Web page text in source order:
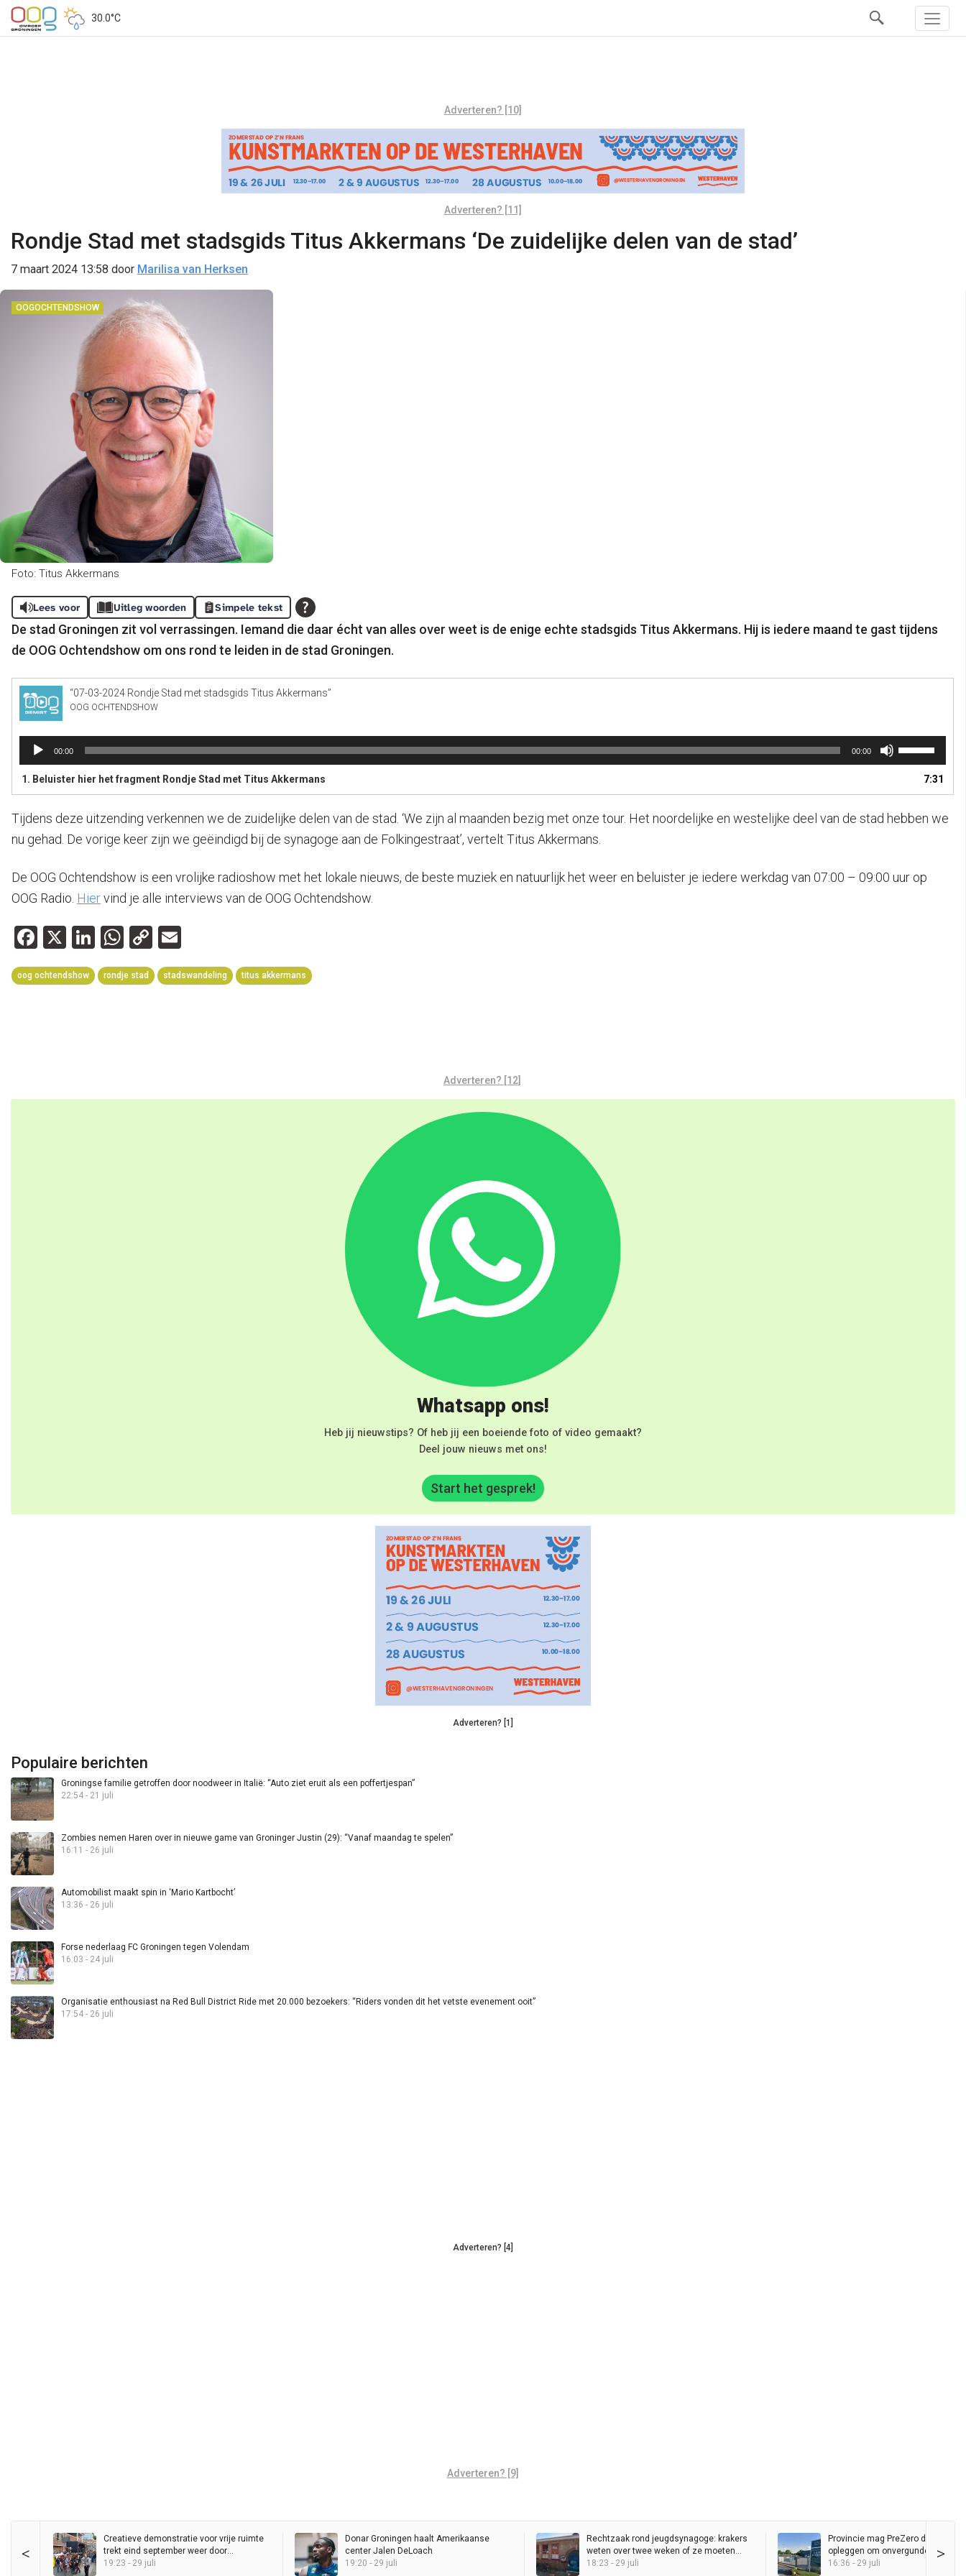
30.0°C
Adverteren? [10]
Adverteren? [11]
Rondje Stad met stadsgids Titus Akkermans ‘De zuidelijke delen van de stad’
7 maart 2024 13:58 door Marilisa van Herksen
OOGOCHTENDSHOW
Foto: Titus Akkermans
Lees voor Uitleg woorden Simpele tekst
De stad Groningen zit vol verrassingen. Iemand die daar écht van alles over weet is de enige echte stadsgids Titus Akkermans. Hij is iedere maand te gast tijdens
de OOG Ochtendshow om ons rond te leiden in de stad Groningen.
“07-03-2024 Rondje Stad met stadsgids Titus Akkermans”
OOG OCHTENDSHOW
Audiospeler
00:00 00:00
pijltoetsen
volume
te
1. Beluister hier het fragment Rondje Stad met Titus Akkermans 7:31
Tijdens deze uitzending verkennen we de zuidelijke delen van de stad. ‘We zijn al maanden bezig met onze tour. Het noordelijke en westelijke deel van de stad hebben we
nu gehad. De vorige keer zijn we geëindigd bij de synagoge aan de Folkingestraat’, vertelt Titus Akkermans.
De OOG Ochtendshow is een vrolijke radioshow met het lokale nieuws, de beste muziek en natuurlijk het weer en beluister je iedere werkdag van 07:00 – 09:00 uur op
OOG Radio. Hiervind je alle interviews van de OOG Ochtendshow.
Facebook
X LinkedIn
WhatsApp
Copy
Link
oog ochtendshow rondje stad stadswandeling titus akkermans
Adverteren? [12]
Whatsapp ons!
Heb jij nieuwstips? Of heb jij een boeiende foto of video gemaakt?
Deel jouw nieuws met ons!
Start het gesprek!
Adverteren? [1]
Populaire berichten
Groningse familie getroffen door noodweer in Italië: “Auto ziet eruit als een poffertjespan”
22:54 - 21 juli
Zombies nemen Haren over in nieuwe game van Groninger Justin (29): “Vanaf maandag te spelen”
16:11 - 26 juli
Automobilist maakt spin in ‘Mario Kartbocht’
13:36 - 26 juli
Forse nederlaag FC Groningen tegen Volendam
16:03 - 24 juli
Organisatie enthousiast na Red Bull District Ride met 20.000 bezoekers: “Riders vonden dit het vetste evenement ooit”
17:54 - 26 juli
Adverteren? [4]
Adverteren? [9]
< >
Creatieve demonstratie voor vrije ruimte
trekt eind september weer door
binnenstad
19:23 - 29 juli
Donar Groningen haalt Amerikaanse
center Jalen DeLoach
19:20 - 29 juli
Rechtzaak rond jeugdsynagoge: krakers
weten over twee weken of ze moeten
vertrekken
18:23 - 29 juli
Provincie mag PreZero
opleggen om onvergunde
sorteerinstallatie
16:36 - 29 juli